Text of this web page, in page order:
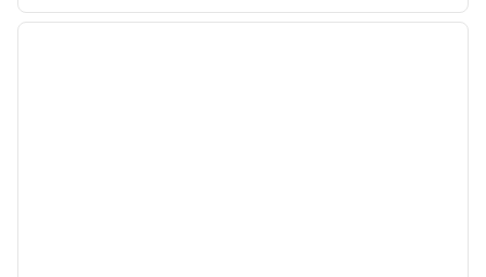
1 de 11